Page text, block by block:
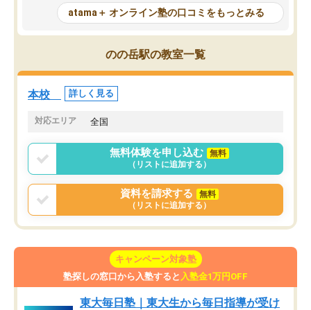
が、自分で自分の管理ができない人に
とっては難しい部分もあるのではない
かと思った。
元数が可視化されるので
しながら意欲的に取り組
常に効果を実感している
すめできる塾です。
atama＋ オンライン塾の口コミをもっとみる
のの岳駅の教室一覧
本校 詳しく見る
対応エリア 全国
無料体験を申し込む
無料
（リストに追加する）
資料を請求する
無料
（リストに追加する）
キャンペーン対象塾
塾探しの窓口から入塾すると 入塾金1万円OFF
東大毎日塾｜東大生から毎日指導が受け